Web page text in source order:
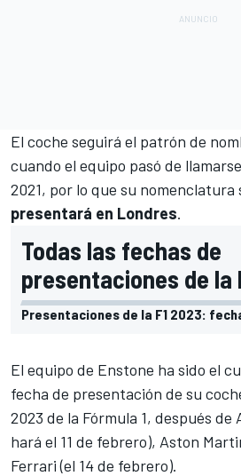
El coche seguirá el patrón de
cuando el equipo pasó de
2021, por lo que su nomenclatura
presentará en Londres.
Todas las fechas de
presentaciones de la
Presentaciones de la F1 2023:
El equipo de Enstone ha sido el
fecha de presentación de su
2023 de la Fórmula 1, después de
hará el 11 de febrero), Aston
Ferrari(el 14 de febrero).